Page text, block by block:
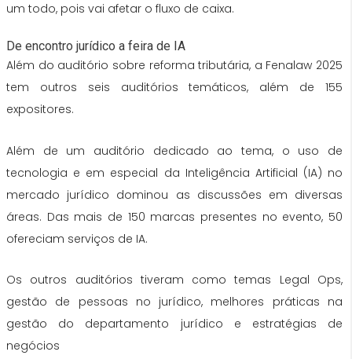
um todo, pois vai afetar o fluxo de caixa.
De encontro jurídico a feira de IA
Além do auditório sobre reforma tributária, a Fenalaw 2025
tem outros seis auditórios temáticos, além de 155
expositores.
Além de um auditório dedicado ao tema, o uso de
tecnologia e em especial da Inteligência Artificial (IA) no
mercado jurídico dominou as discussões em diversas
áreas. Das mais de 150 marcas presentes no evento, 50
ofereciam serviços de IA.
Os outros auditórios tiveram como temas Legal Ops,
gestão de pessoas no jurídico, melhores práticas na
gestão do departamento jurídico e estratégias de
negócios